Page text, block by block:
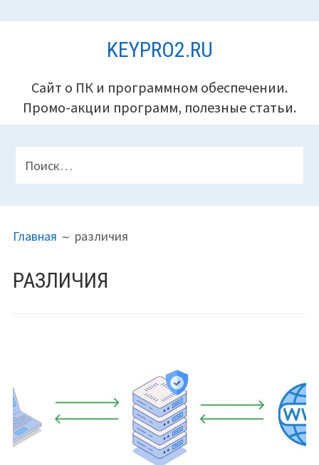
KEYPRO2.RU
Сайт о ПК и программном обеспечении.
Промо-акции программ, полезные статьи.
ВЕРХНЕГО
КОЛОНТИТУЛА
Найти:
НА
(ХЛЕБНЫЕ
КРОШКИ)
Главная различия
РАЗЛИЧИЯ